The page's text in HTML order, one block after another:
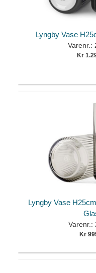
Lyngby Vase
Varenr.:
Kr
Lyngby Vase
Varenr.:
Kr